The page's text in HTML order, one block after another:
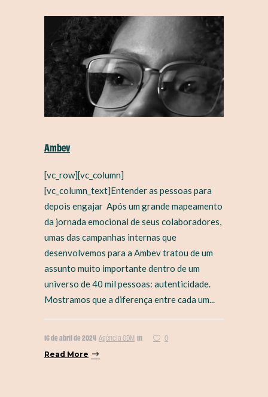
Ambev
[vc_row][vc_column]
[vc_column_text]Entender as pessoas para
depois engajar Após um grande mapeamento
da jornada emocional de seus colaboradores,
umas das campanhas internas que
desenvolvemos para a Ambev tratou de um
assunto muito importante dentro de um
universo de 40 mil pessoas: autenticidade.
Mostramos que a diferença entre cada um...
16 de abril de 2024 Agência GDM in
0
Read More